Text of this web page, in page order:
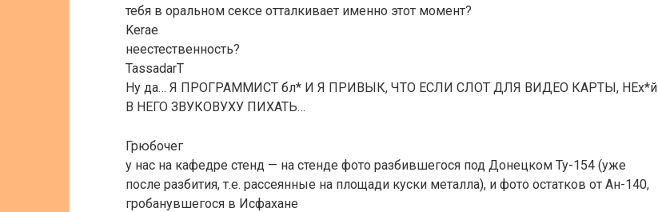
тебя в оральном сексе отталкивает именно этот момент?
Kerae
неестественность?
TassadarT
Ну да… Я ПРОГРАММИСТ бл* И Я ПРИВЫК, ЧТО ЕСЛИ СЛОТ ДЛЯ ВИДЕО КАРТЫ, НЕх*й
В НЕГО ЗВУКОВУХУ ПИХАТЬ…
Грюбочег
у нас на кафедре стенд — на стенде фото разбившегося под Донецком Ту-154 (уже
после разбития, т.е. рассеянные на площади куски металла), и фото остатков от Ан-140,
гробанувшегося в Исфахане